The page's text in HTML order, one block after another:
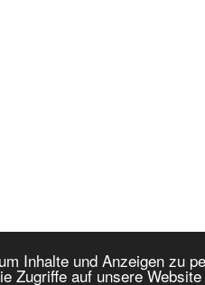
Inhalte und Anzeigen zu
Zugriffe auf unsere